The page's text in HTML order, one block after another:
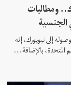
ومطالبات
الجنسية
إلى نيويورك، إنه
المتحدة، بالإضافة...